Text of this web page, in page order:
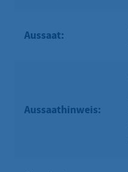
Aussaat:
Aussaathinweis: